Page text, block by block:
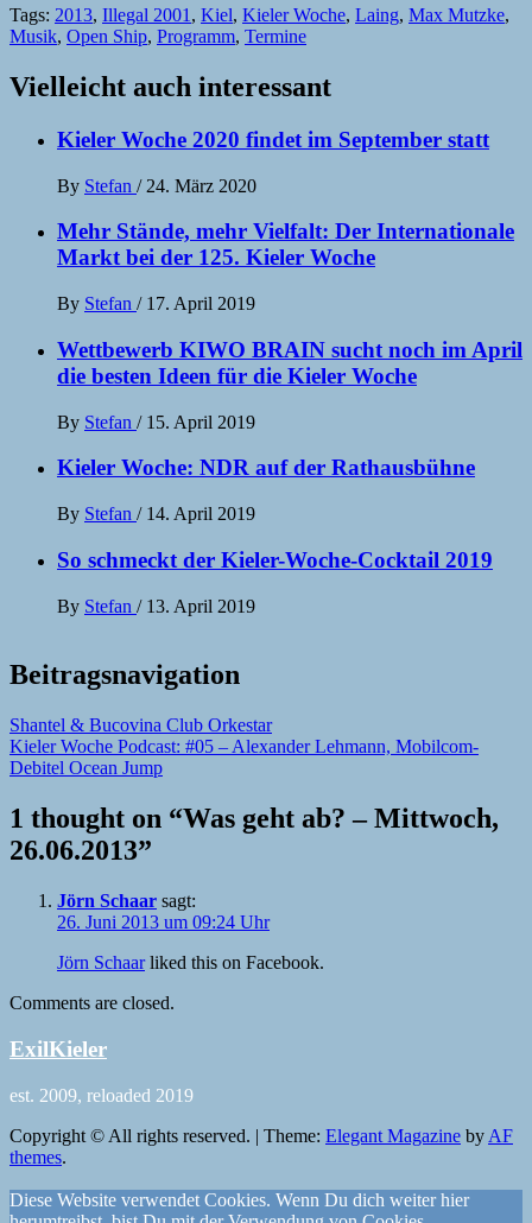
Tags: 2013, Illegal 2001 , Kiel, Kieler Woche, Laing, Max Mutzke,
Musik, Open Ship, Programm, Termine
Vielleicht auch interessant
Kieler Woche 2020 findet im September statt
By Stefan / 24. März 2020
Mehr Stände, mehr Vielfalt: Der Internationale
Markt bei der 125. Kieler Woche
By Stefan / 17. April 2019
Wettbewerb KIWO BRAIN sucht noch im April
die besten Ideen für die Kieler Woche
By Stefan / 15. April 2019
Kieler Woche: NDR auf der Rathausbühne
By Stefan / 14. April 2019
So schmeckt der Kieler-Woche-Cocktail 2019
By Stefan / 13. April 2019
Beitragsnavigation
Shantel & Bucovina Club Orkestar
Kieler Woche Podcast: #05 – Alexander Lehmann, Mobilcom-
Debitel Ocean Jump
1 thought on “Was geht ab? – Mittwoch,
26.06.2013”
Jörn Schaar sagt:
26. Juni 2013 um 09:24 Uhr
Jörn Schaarliked this on Facebook.
Comments are closed.
ExilKieler
est. 2009, reloaded 2019
Copyright © All rights reserved. | Theme: Elegant Magazine by AF
themes.
Diese Website verwendet Cookies. Wenn Du dich weiter hier